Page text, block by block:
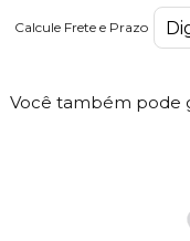
Calcule Frete e Prazo
Você também pode